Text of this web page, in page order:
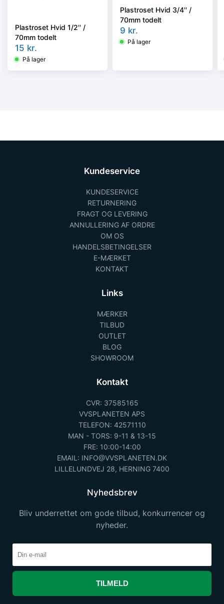
Plastroset Hvid 1/2'' /
70mm todelt
15 kr.
På lager
Plastroset Hvid 3/4'' /
70mm todelt
9 kr.
På lager
Kundeservice
KUNDESERVICE
RETURNERING
FRAGT OG LEVERING
ANNULLERING AF ORDRE
OM OS
HANDELSBETINGELSER
E-MÆRKET
KONTAKT
Links
MÆRKER
TILBUD
OUTLET
BLOG
SHOWROOM
Kontakt
CVR: 37585165
VVSPLANETEN APS
TELEFON: 42571110
MAN - TORS: 9-11 & 13-15
FRE: 10:00-14:00
EMAIL: INFO@VVSPLANETEN.DK
LILLELUNDVEJ 28, HERNING 7400
Nyhedsbrev
Bliv underrettet om gode tilbud, konkurrencer og
nyheder.
TILMELD